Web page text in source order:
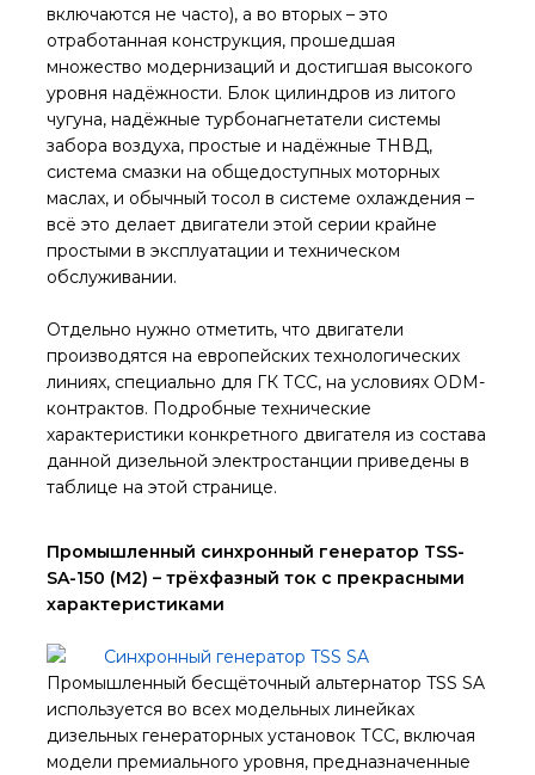
включаются не часто), а во вторых – это
отработанная конструкция, прошедшая
множество модернизаций и достигшая высокого
уровня надёжности. Блок цилиндров из литого
чугуна, надёжные турбонагнетатели системы
забора воздуха, простые и надёжные ТНВД,
система смазки на общедоступных моторных
маслах, и обычный тосол в системе охлаждения –
всё это делает двигатели этой серии крайне
простыми в эксплуатации и техническом
обслуживании.
Отдельно нужно отметить, что двигатели
производятся на европейских технологических
линиях, специально для ГК ТСС, на условиях ODM-
контрактов. Подробные технические
характеристики конкретного двигателя из состава
данной дизельной электростанции приведены в
таблице на этой странице.
Промышленный синхронный генератор TSS-
SA-150 (М2) – трёхфазный ток с прекрасными
характеристиками
Промышленный бесщёточный альтернатор TSS SA
используется во всех модельных линейках
дизельных генераторных установок ТСС, включая
модели премиального уровня, предназначенные